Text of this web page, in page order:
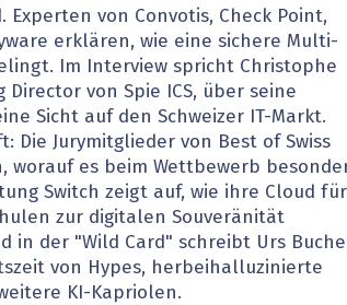
& Co.
IT for Health
Artificial Intelligence
Finance 2030
Fintech & Insurtech
Professional AV & Digital Signage
» alle Specials
Experten von Convotis, Check Point,
erklären, wie eine sichere Multi-
Im Interview spricht Christophe
Director von Spie ICS, über seine
Sicht auf den Schweizer IT-Markt.
Die Jurymitglieder von Best of Swiss
worauf es beim Wettbewerb
Switch zeigt auf, wie ihre Cloud für
zur digitalen Souveränität
in der "Wild Card" schreibt Urs
von Hypes, herbeihalluzinierte
KI-Kapriolen.